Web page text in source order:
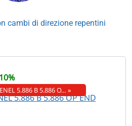
cambi di direzione repentini
5.886 B 5.886 O… »